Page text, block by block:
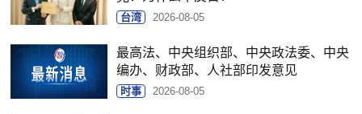
台湾 2026-08-05
最高法、中央组织部、中央政法委、中央
编办、财政部、人社部印发意见
时事 2026-08-05